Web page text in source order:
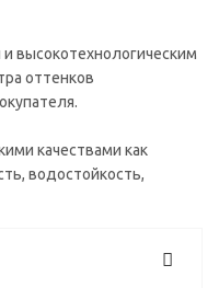
высокотехнологическим
оттенков
качествами как
водостойкость,